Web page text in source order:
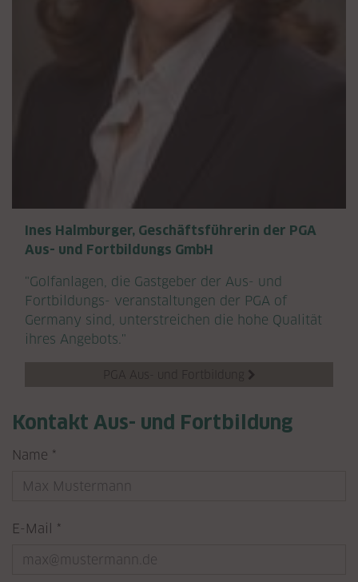
Ines Halmburger, Geschäftsführerin der PGA
Aus- und Fortbildungs GmbH
"Golfanlagen, die Gastgeber der Aus- und
Fortbildungs- veranstaltungen der PGA of
Germany sind, unterstreichen die hohe Qualität
ihres Angebots."
PGA Aus- und Fortbildung 
Kontakt Aus- und Fortbildung
Pflichtfeld
Name *
Pflichtfeld
E-Mail *